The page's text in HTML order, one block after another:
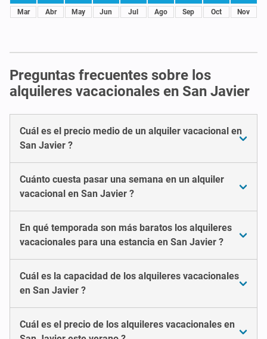
Mar Abr May Jun Jul Ago Sep Oct Nov
Preguntas frecuentes sobre los
alquileres vacacionales en San Javier
Cuál es el precio medio de un alquiler vacacional en
San Javier ?
Cuánto cuesta pasar una semana en un alquiler
vacacional en San Javier ?
En qué temporada son más baratos los alquileres
vacacionales para una estancia en San Javier ?
Cuál es la capacidad de los alquileres vacacionales
en San Javier ?
Cuál es el precio de los alquileres vacacionales en